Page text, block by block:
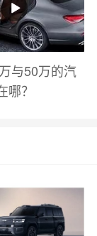
与50万的汽
哪？